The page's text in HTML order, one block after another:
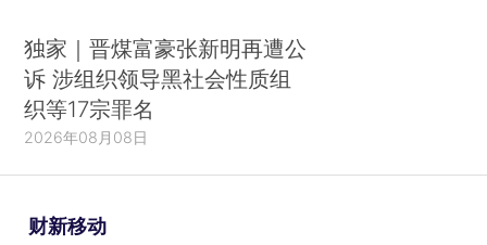
独家｜晋煤富豪张新明再遭公
诉 涉组织领导黑社会性质组
织等17宗罪名
2026年08月08日
财新移动